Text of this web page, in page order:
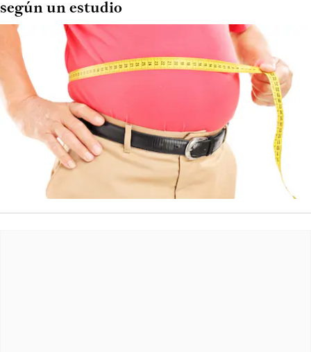
según un estudio